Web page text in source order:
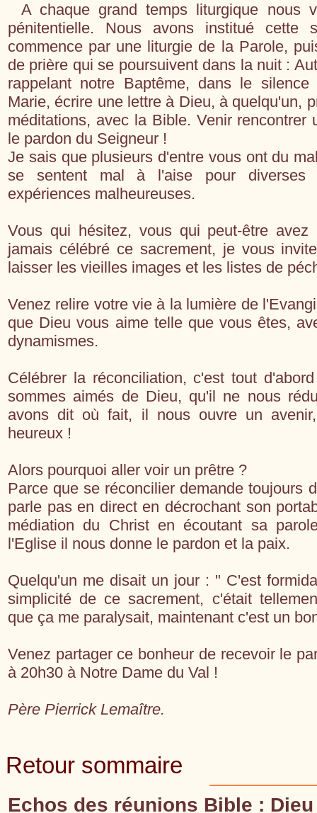
A chaque grand temps liturgique nous
pénitentielle. Nous avons institué cette
commence par une liturgie de la Parole,
de prière qui se poursuivent dans la nuit :
rappelant notre Baptême, dans le
Marie, écrire une lettre à Dieu, à quelqu'un,
méditations, avec la Bible. Venir rencontrer
le pardon du Seigneur !
Je sais que plusieurs d'entre vous ont du
se sentent mal à l'aise pour
expériences malheureuses.
Vous qui hésitez, vous qui peut-être
jamais célébré ce sacrement, je vous
laisser les vieilles images et les listes de
Venez relire votre vie à la lumière de
que Dieu vous aime telle que vous êtes,
dynamismes.
Célébrer la réconciliation, c'est tout
sommes aimés de Dieu, qu'il ne nous
avons dit où fait, il nous ouvre un
heureux !
Alors pourquoi aller voir un prêtre ?
Parce que se réconcilier demande toujours
parle pas en direct en décrochant son
médiation du Christ en écoutant sa
l'Eglise il nous donne le pardon et la paix.
Quelqu'un me disait un jour : " C'est
simplicité de ce sacrement, c'était
que ça me paralysait, maintenant c'est un
Venez partager ce bonheur de recevoir le
à 20h30 à Notre Dame du Val !
Père Pierrick Lemaître.
Retour sommaire
Echos des réunions Bible :